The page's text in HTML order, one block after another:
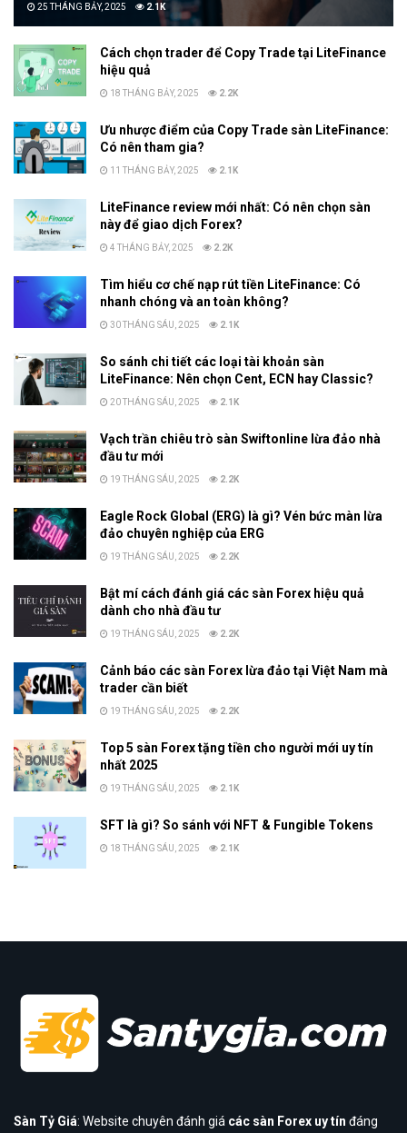
25 THÁNG BẢY, 2025 2.1K
Cách chọn trader để Copy Trade tại LiteFinance
hiệu quả
18 THÁNG BẢY, 2025 2.2K
Ưu nhược điểm của Copy Trade sàn LiteFinance:
Có nên tham gia?
11 THÁNG BẢY, 2025 2.1K
LiteFinance review mới nhất: Có nên chọn sàn
này để giao dịch Forex?
4 THÁNG BẢY, 2025 2.2K
Tìm hiểu cơ chế nạp rút tiền LiteFinance: Có
nhanh chóng và an toàn không?
30 THÁNG SÁU, 2025 2.1K
So sánh chi tiết các loại tài khoản sàn
LiteFinance: Nên chọn Cent, ECN hay Classic?
20 THÁNG SÁU, 2025 2.1K
Vạch trần chiêu trò sàn Swiftonline lừa đảo nhà
đầu tư mới
19 THÁNG SÁU, 2025 2.2K
Eagle Rock Global (ERG) là gì? Vén bức màn lừa
đảo chuyên nghiệp của ERG
19 THÁNG SÁU, 2025 2.2K
Bật mí cách đánh giá các sàn Forex hiệu quả
dành cho nhà đầu tư
19 THÁNG SÁU, 2025 2.2K
Cảnh báo các sàn Forex lừa đảo tại Việt Nam mà
trader cần biết
19 THÁNG SÁU, 2025 2.2K
Top 5 sàn Forex tặng tiền cho người mới uy tín
nhất 2025
19 THÁNG SÁU, 2025 2.1K
SFT là gì? So sánh với NFT & Fungible Tokens
18 THÁNG SÁU, 2025 2.1K
Sàn Tỷ Giá: Website chuyên đánh giá các sàn Forex uy tín đáng